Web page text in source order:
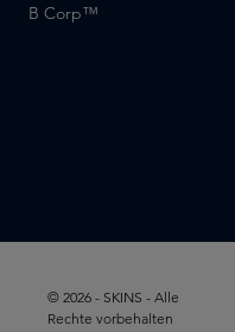
B Corp™
© 2026 - SKINS - Alle
Rechte vorbehalten